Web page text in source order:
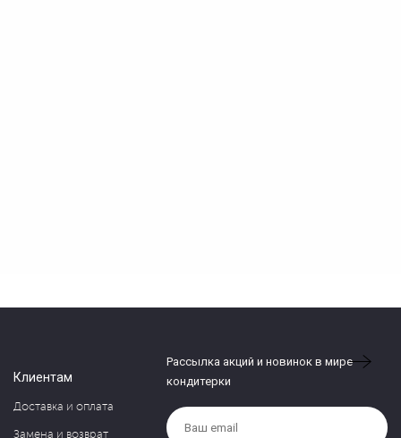
Клиентам
Доставка и оплата
Замена и возврат
Рассылка акций и новинок в мире
кондитерки